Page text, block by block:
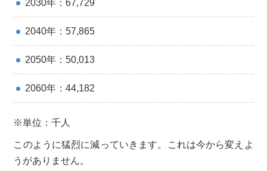
2030年：67,729
2040年：57,865
2050年：50,013
2060年：44,182
※単位：千人
このように猛烈に減っていきます。これは今から変えよ
うがありません。